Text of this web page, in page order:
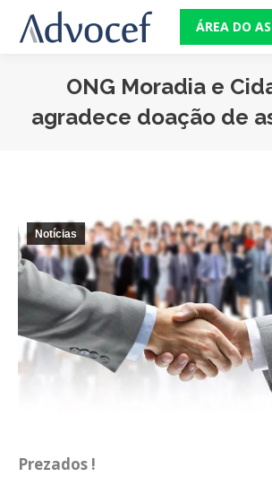
ÁREA DO
ONG Moradia e
agradece doação de
Notícias
Prezados !